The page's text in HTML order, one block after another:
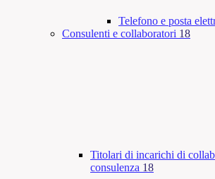
Telefono e posta
Consulenti e collaboratori 18
Titolari di incarichi di
consulenza 18